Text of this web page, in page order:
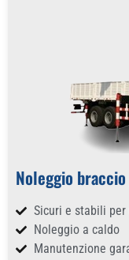
Noleggio
Sicuri e stabili
Noleggio a caldo
Manutenzione